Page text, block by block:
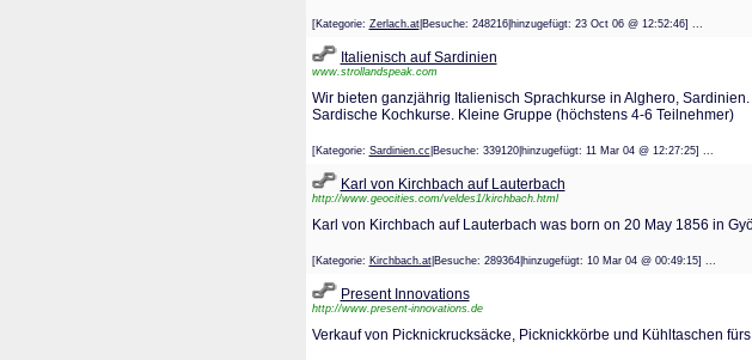
[Kategorie: Zerlach.at|Besuche: 248216|hinzugefügt: 23 Oct 06 @ 12:52:46] ...
Italienisch auf Sardinien
www.strollandspeak.com
Wir bieten ganzjährig Italienisch Sprachkurse in Alghero,
Sardische Kochkurse. Kleine Gruppe (höchstens 4-6 Teilnehmer)
[Kategorie: Sardinien.cc |Besuche: 339120|hinzugefügt: 11 Mar 04 @ 12:27:25] ...
Karl von Kirchbach auf Lauterbach
http://www.geocities.com/veldes1/kirchbach.html
Karl von Kirchbach auf Lauterbach was born on 20 May 1856 in
[Kategorie: Kirchbach.at|Besuche: 289364|hinzugefügt: 10 Mar 04 @ 00:49:15] ...
Present Innovations
http://www.present-innovations.de
Verkauf von Picknickrucksäcke, Picknickkörbe und Kühltaschen